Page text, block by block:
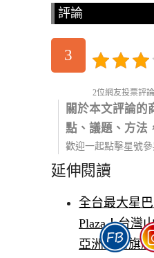
評論
3
2位網友投票評論
關於本文評論的
點、議題、方法
歡迎一起點擊星號參
延伸閱讀
全台最大星
Plaza！台灣
亞洲最新旗